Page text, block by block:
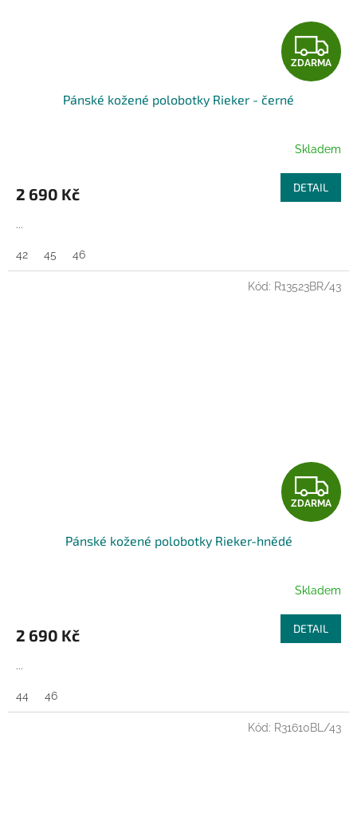
Z
D
R
M
A
ZDARMA
Pánské kožené polobotky Rieker - černé
Skladem
2 690 Kč DETAIL
...
42 45 46
Z
D
R
M
A
ZDARMA
Pánské kožené polobotky Rieker-hnědé
Skladem
2 690 Kč DETAIL
...
44 46
Kód: R13523BR/43
Kód: R31610BL/43